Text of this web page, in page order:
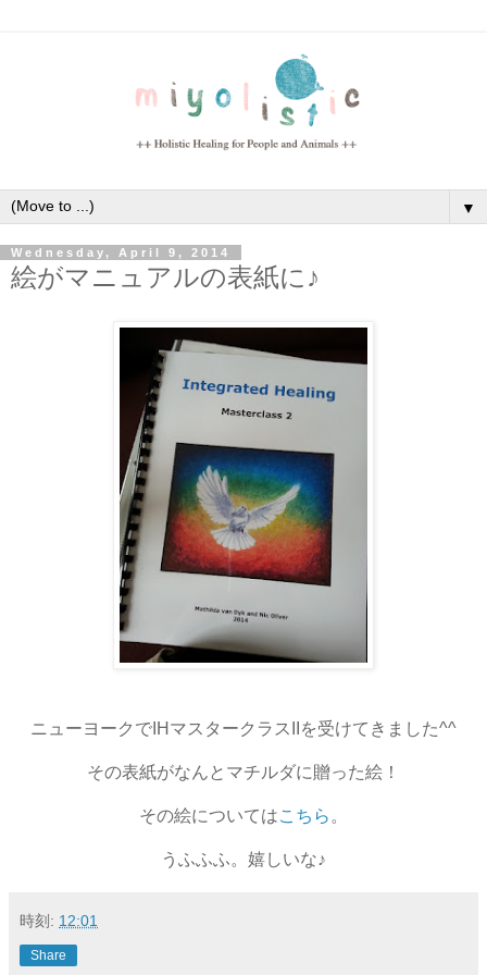
▼
Wednesday, April 9, 2014
絵がマニュアルの表紙に♪
ニューヨークでIHマスタークラスIIを受けてきました^^
その表紙がなんとマチルダに贈った絵！
その絵についてはこちら 。
うふふふ。嬉しいな♪
時刻: 12:01
Share